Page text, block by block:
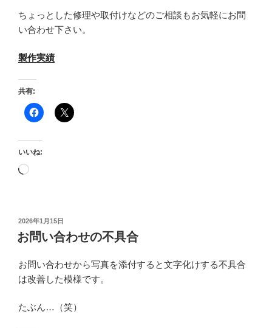
ちょっとした修理や取付けなどのご相談もお気軽にお問
い合わせ下さい。
製作実績
共有:
いいね:
読
中…
投
稿
日:
2026年1月15日
お問い合わせの不具合
お問い合わせから写真を添付すると文字化けする不具合
は改善した模様です。
たぶん…（笑）